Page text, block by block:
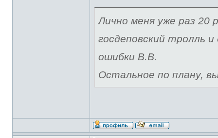
Лично меня уже раз 20
госдеповский тролль
ошибки В.В.
Остальное по плану,